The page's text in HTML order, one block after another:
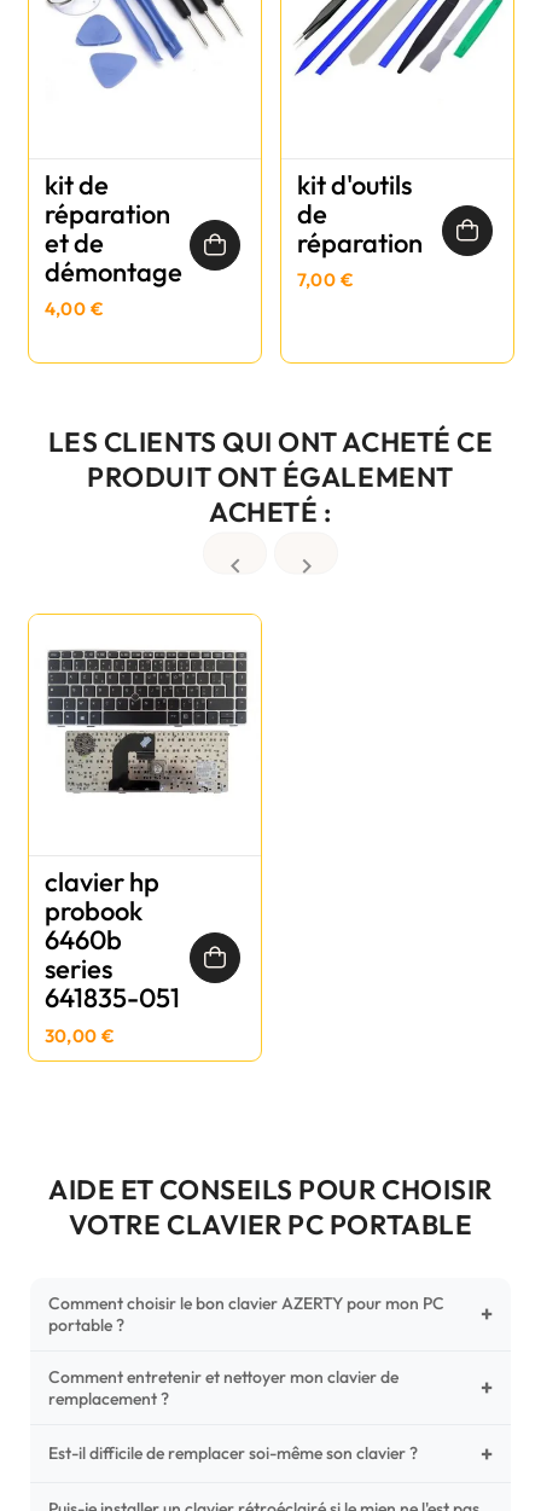
kit de
réparation
et de
démontage
4,00 €
kit d'outils
de
réparation
7,00 €
LES CLIENTS QUI ONT ACHETÉ CE
PRODUIT ONT ÉGALEMENT
ACHETÉ :
 
clavier hp
probook
6460b
series
641835-051
30,00 €
AIDE ET CONSEILS POUR CHOISIR
VOTRE CLAVIER PC PORTABLE
Comment choisir le bon clavier AZERTY pour mon PC
portable ?
+
Pour ne pas vous tromper, vérifiez trois points critiques sur
votre clavier d'origine : la disposition (AZERTY Français), la
photos HD) et l'emplacement des fixations (vis ou clips) au
Comment entretenir et nettoyer mon clavier de
remplacement ?
+
Un entretien régulier prolonge la vie de vos touches.
poussières sous les mécanismes. Pour le nettoyage,
Est-il difficile de remplacer soi-même son clavier ? +